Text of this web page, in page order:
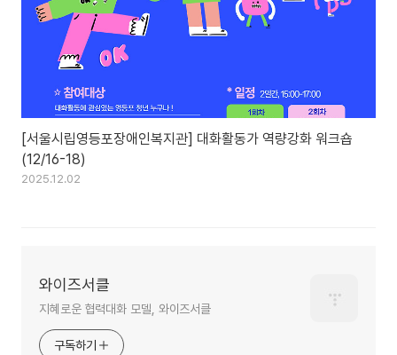
[서울시립영등포장애인복지관] 대화활동가 역량강화 워크숍
(12/16-18)
2025.12.02
와이즈서클
지혜로운 협력대화 모델, 와이즈서클
구독하기